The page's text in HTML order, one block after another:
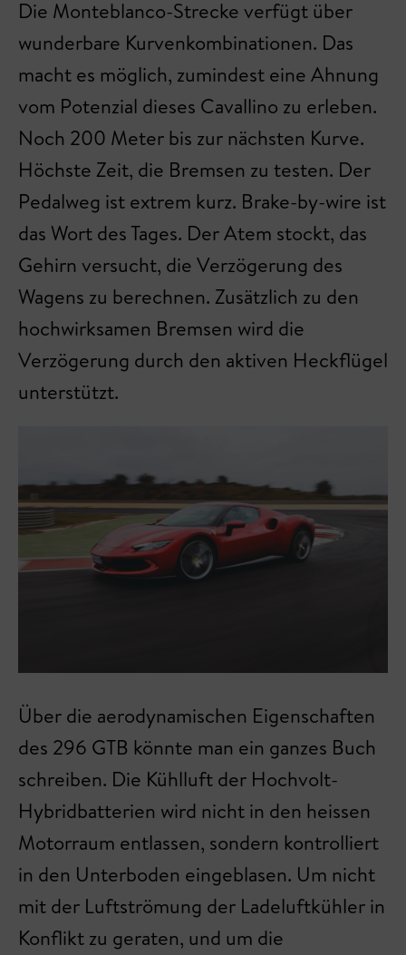
Die Monteblanco-Strecke verfügt über
wunderbare Kurvenkombinationen. Das
macht es möglich, zumindest eine Ahnung
vom Potenzial dieses Cavallino zu erleben.
Noch 200 Meter bis zur nächsten Kurve.
Höchste Zeit, die Bremsen zu testen. Der
Pedalweg ist extrem kurz. Brake-by-wire ist
das Wort des Tages. Der Atem stockt, das
Gehirn versucht, die Verzögerung des
Wagens zu berechnen. Zusätzlich zu den
hochwirksamen Bremsen wird die
Verzögerung durch den aktiven Heckflügel
unterstützt.
Über die aerodynamischen Eigenschaften
des 296 GTB könnte man ein ganzes Buch
schreiben. Die Kühlluft der Hochvolt-
Hybridbatterien wird nicht in den heissen
Motorraum entlassen, sondern kontrolliert
in den Unterboden eingeblasen. Um nicht
mit der Luftströmung der Ladeluftkühler in
Konflikt zu geraten, und um die